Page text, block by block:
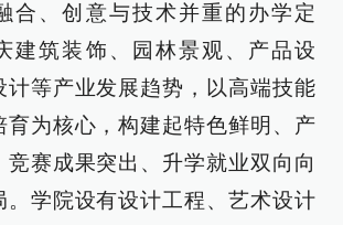
合、创意与技术并重的办学定
建筑装饰、园林景观、产品设
计等产业发展趋势，以高端技能
育为核心，构建起特色鲜明、产
竞赛成果突出、升学就业双向向
。学院设有设计工程、艺术设计